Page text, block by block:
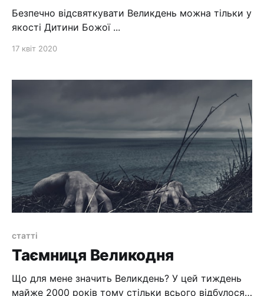
Безпечно відсвяткувати Великдень можна тільки у
якості Дитини Божої ...
17 квіт 2020
статті
Таємниця Великодня
Що для мене значить Великдень? У цей тиждень
майже 2000 років тому стільки всього відбулося,